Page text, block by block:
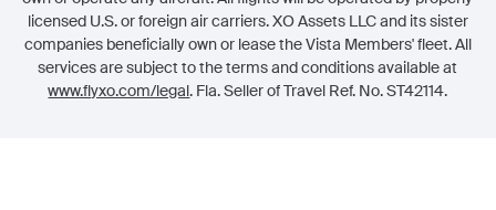
licensed U.S. or foreign air carriers. XO Assets LLC and its sister
companies beneficially own or lease the Vista Members' fleet. All
services are subject to the terms and conditions available at
www.flyxo.com/legal. Fla. Seller of Travel Ref. No. ST42114.